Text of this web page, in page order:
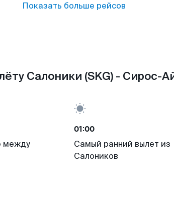
Показать больше рейсов
Салоники (SKG) - Сирос-
между
01:00
Самый ранний вылет из
Салоников